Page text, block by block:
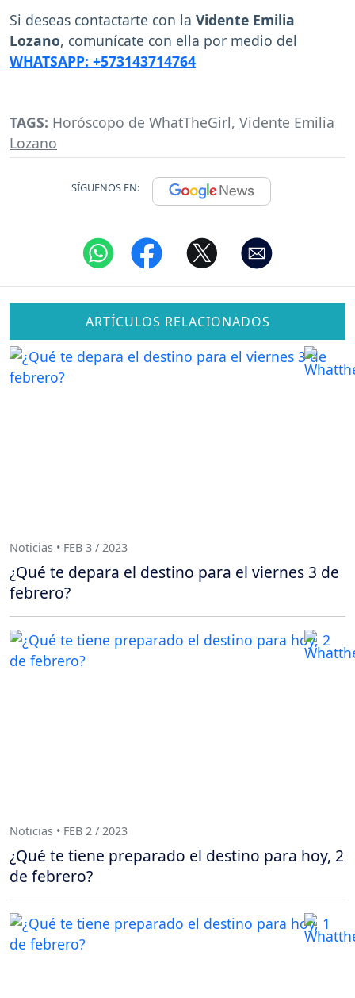
Si deseas contactarte con la Vidente Emilia
Lozano, comunícate con ella por medio del
WHATSAPP: +573143714764
TAGS: Horóscopo de WhatTheGirl, Vidente Emilia
Lozano
SÍGUENOS EN:
ARTÍCULOS RELACIONADOS
Noticias • FEB 3 / 2023
¿Qué te depara el destino para el viernes 3 de
febrero?
Noticias • FEB 2 / 2023
¿Qué te tiene preparado el destino para hoy, 2
de febrero?